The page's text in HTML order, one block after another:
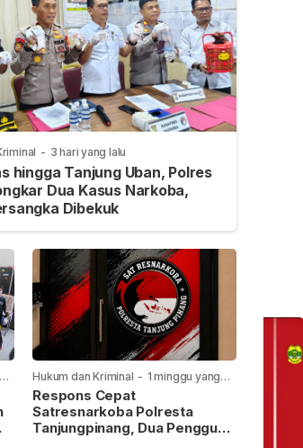
- 3 hari yang lalu
hingga Tanjung Uban, Polres
Dua Kasus Narkoba,
Dibekuk
Hukum dan Kriminal - 1 minggu yang
lalu
Respons Cepat
Satresnarkoba Polresta
Tanjungpinang, Dua Pengguna